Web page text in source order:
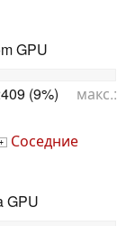
GPU
(9%) макс.:
+ Соседние
GPU